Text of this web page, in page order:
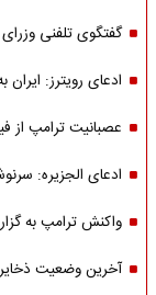
گفتگوی تلفنی وزرای
ادعای رویترز:
عصبانیت ترامپ از
ادعای الجزیره:
واکنش ترامپ به
آخرین وضعیت